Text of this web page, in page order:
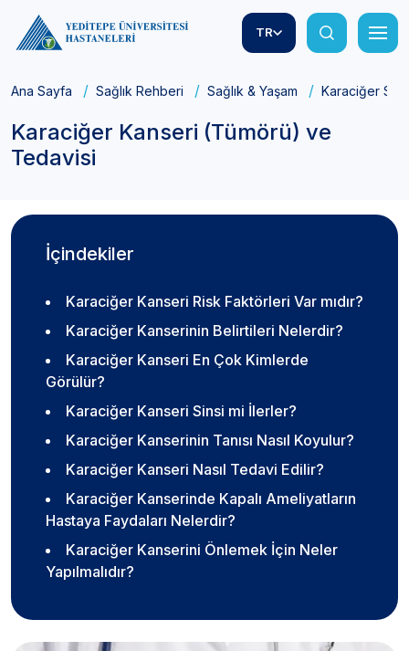
TR
Ana Sayfa Sağlık Rehberi Sağlık & Yaşam Karaciğer
Karaciğer Kanseri (Tümörü) ve
Tedavisi
İçindekiler
Karaciğer Kanseri Risk Faktörleri Var mıdır?
Karaciğer Kanserinin Belirtileri Nelerdir?
Karaciğer Kanseri En Çok Kimlerde
Görülür?
Karaciğer Kanseri Sinsi mi İlerler?
Karaciğer Kanserinin Tanısı Nasıl Koyulur?
Karaciğer Kanseri Nasıl Tedavi Edilir?
Karaciğer Kanserinde Kapalı Ameliyatların
Hastaya Faydaları Nelerdir?
Karaciğer Kanserini Önlemek İçin Neler
Yapılmalıdır?